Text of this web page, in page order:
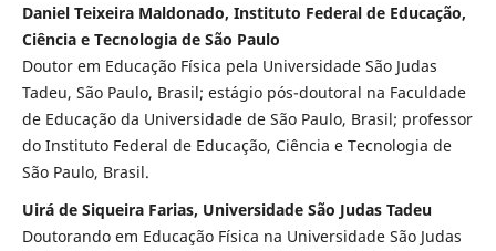
Daniel Teixeira Maldonado, Instituto Federal de Educação,
Ciência e Tecnologia de São Paulo
Doutor em Educação Física pela Universidade São Judas
Tadeu, São Paulo, Brasil; estágio pós-doutoral na Faculdade
de Educação da Universidade de São Paulo, Brasil; professor
do Instituto Federal de Educação, Ciência e Tecnologia de
São Paulo, Brasil.
Uirá de Siqueira Farias, Universidade São Judas Tadeu
Doutorando em Educação Física na Universidade São Judas